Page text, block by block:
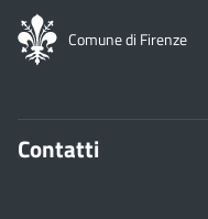
Comune di Firenze
Contatti